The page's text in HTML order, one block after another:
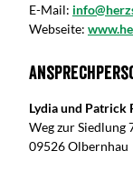
E-Mail:
Webseite:
Lydia und Patrick
Weg zur Siedlung
09526 Olbernhau